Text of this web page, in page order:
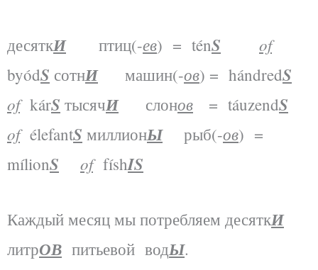
десяткИптиц(-ев) = ténS of
byódS сотнИмашин(-ов) = hándredS
ofkárS тысячИслонов = táuzendS
ofélefantS миллионЫрыб(-ов) =
mílionS offíshIS
Каждый месяц мы потребляем десяткИ
литрОВ питьевой водЫ.